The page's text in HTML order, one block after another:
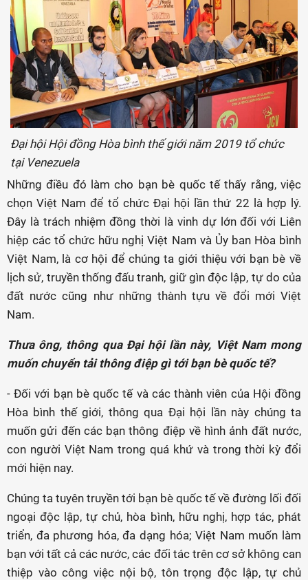
Đại hội Hội đồng Hòa bình thế giới năm 2019 tổ chức
tại Venezuela
Những điều đó làm cho bạn bè quốc tế thấy rằng, việc
chọn Việt Nam để tổ chức Đại hội lần thứ 22 là hợp lý.
Đây là trách nhiệm đồng thời là vinh dự lớn đối với Liên
hiệp các tổ chức hữu nghị Việt Nam và Ủy ban Hòa bình
Việt Nam, là cơ hội để chúng ta giới thiệu với bạn bè về
lịch sử, truyền thống đấu tranh, giữ gìn độc lập, tự do của
đất nước cũng như những thành tựu về đổi mới Việt
Nam.
Thưa ông, thông qua Đại hội lần này, Việt Nam mong
muốn chuyển tải thông điệp gì tới bạn bè quốc tế?
- Đối với bạn bè quốc tế và các thành viên của Hội đồng
Hòa bình thế giới, thông qua Đại hội lần này chúng ta
muốn gửi đến các bạn thông điệp về hình ảnh đất nước,
con người Việt Nam trong quá khứ và trong thời kỳ đổi
mới hiện nay.
Chúng ta tuyên truyền tới bạn bè quốc tế về đường lối đối
ngoại độc lập, tự chủ, hòa bình, hữu nghị, hợp tác, phát
triển, đa phương hóa, đa dạng hóa; Việt Nam muốn làm
bạn với tất cả các nước, các đối tác trên cơ sở không can
thiệp vào công việc nội bộ, tôn trọng độc lập, tự chủ